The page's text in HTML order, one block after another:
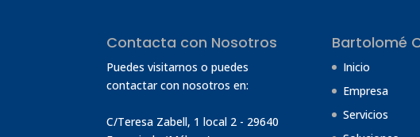
Contacta con Nosotros
Puedes visitarnos o puedes
contactar con nosotros en:
C/Teresa Zabell, 1 local 2 - 29640
Bartolomé
Inicio
Empresa
Servicios